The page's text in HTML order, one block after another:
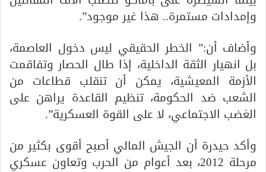
وإمدادات مستمرة.. هذا غير موجود”.
وأضاف أن:” الخطر الحقيقي ليس دخول العاصمة،
بل انهيار الثقة الداخلية، إذا طال الحصار وتفاقمت
الأزمة المعيشية، يمكن أن تنقلب قطاعات من
الشعب ضد الحكومة، تنظيم القاعدة يراهن على
الغضب الاجتماعي، لا على القوة العسكرية”.
وأكد حيدرة أن الجيش المالي أصبح أقوى بكثير من
مرحلة 2012، بعد أعوام من الحرب وتعاون عسكري